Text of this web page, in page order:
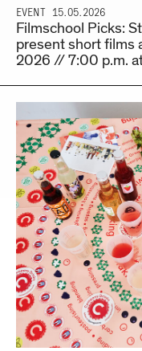
EVENT 15.05.2026
Filmschool Picks:
present short films
2026 // 7:00 p.m.